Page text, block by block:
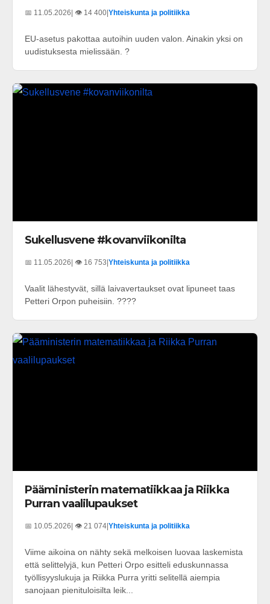
📅 11.05.2026| 👁️ 14 400|Yhteiskunta ja politiikka
EU-asetus pakottaa autoihin uuden valon. Ainakin yksi on
uudistuksesta mielissään. ?
Sukellusvene #kovanviikonilta
📅 11.05.2026 | 👁️ 16 753 Yhteiskunta ja politiikka
Vaalit lähestyvät, sillä laivavertaukset ovat lipuneet taas
Petteri Orpon puheisiin. ????
Pääministerin matematiikkaa ja Riikka
Purran vaalilupaukset
📅 10.05.2026 | 👁️ 21 074 Yhteiskunta ja politiikka
Viime aikoina on nähty sekä melkoisen luovaa laskemista
että selittelyjä, kun Petteri Orpo esitteli eduskunnassa
työllisyyslukuja ja Riikka Purra yritti selitellä aiempia
sanojaan pienituloisilta leik...